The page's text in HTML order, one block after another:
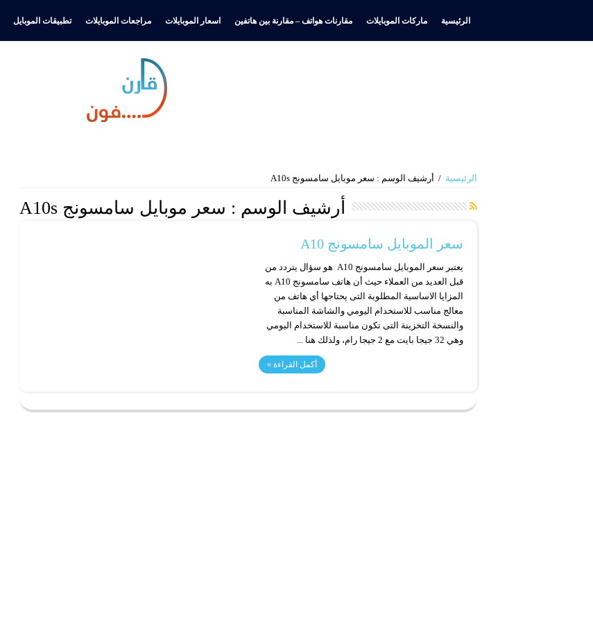
الرئيسية ماركات الموبايلات مقارنات هواتف – مقارنة بين هاتفين اسعار الموبايلات مراجعات الموبايلات تطبيقات الموبايل
الرئيسية / أرشيف الوسم : سعر موبايل سامسونج A10s
أرشيف الوسم : سعر موبايل سامسونج A10s
سعر الموبايل سامسونج A10
يعتبر سعر الموبايل سامسونج A10 هو سؤال يتردد من
قبل العديد من العملاء حيث أن هاتف سامسونج A10 به
المزايا الاساسية المطلوبة التى يحتاجها أي هاتف من
معالج مناسب للاستخدام اليومي والشاشة المناسبة
والنسخة التخزينة التى تكون مناسبة للاستخدام اليومي
وهي 32 جيجا بايت مع 2 جيجا رام، ولذلك هنا ...
أكمل القراءة »